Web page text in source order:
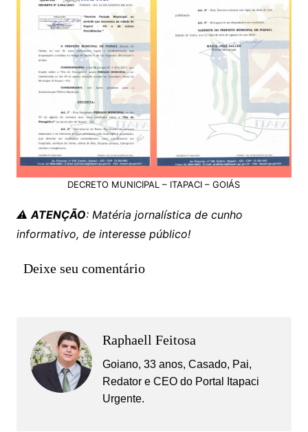
DECRETO MUNICIPAL – ITAPACI – GOIÁS
⚠️ATENÇÃO: Matéria jornalística de cunho
informativo, de interesse público!
Deixe seu comentário
Raphaell Feitosa
Goiano, 33 anos, Casado, Pai,
Redator e CEO do Portal Itapaci
Urgente.